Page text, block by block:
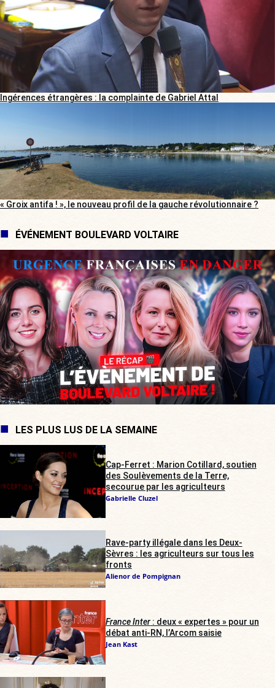
Ingérences étrangères : la complainte de Gabriel Attal
« Groix antifa ! », le nouveau profil de la gauche révolutionnaire ?
ÉVÉNEMENT BOULEVARD VOLTAIRE
LES PLUS LUS DE LA SEMAINE
Cap-Ferret : Marion Cotillard, soutien
des Soulèvements de la Terre,
secourue par les agriculteurs
Gabrielle Cluzel
Rave-party illégale dans les Deux-
Sèvres : les agriculteurs sur tous les
fronts
Alienor de Pompignan
France Inter: deux « expertes » pour un
débat anti-RN, l’Arcom saisie
Jean Kast